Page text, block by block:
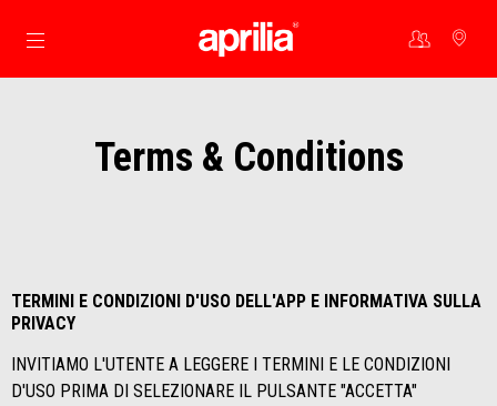
Vai al contenuto principale
Terms & Conditions
TERMINI E CONDIZIONI D'USO DELL'APP E INFORMATIVA SULLA
PRIVACY
INVITIAMO L'UTENTE A LEGGERE I TERMINI E LE CONDIZIONI
D'USO PRIMA DI SELEZIONARE IL PULSANTE "ACCETTA"